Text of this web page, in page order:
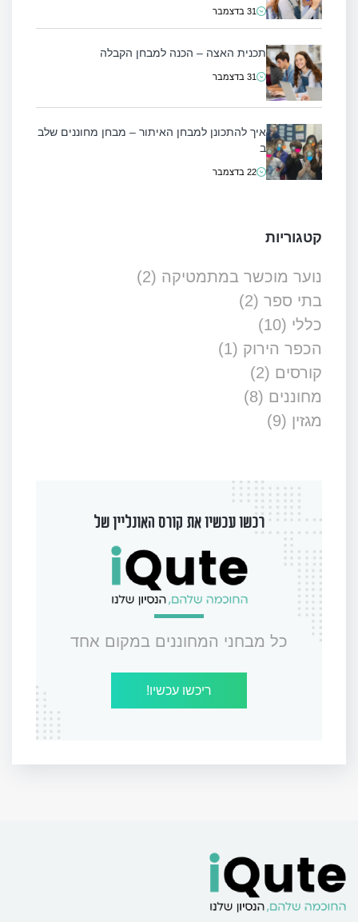
31 בדצמבר
תכנית האצה – הכנה למבחן הקבלה
31 בדצמבר
איך להתכונן למבחן האיתור – מבחן מחוננים שלב
ב
22 בדצמבר
קטגוריות
נוער מוכשר במתמטיקה (2)
בתי ספר (2)
כללי (10)
הכפר הירוק (1)
קורסים (2)
מחוננים (8)
מגזין (9)
רכשו עכשיו את קורס האונליין של
כל מבחני המחוננים במקום אחד
ריכשו עכשיו!